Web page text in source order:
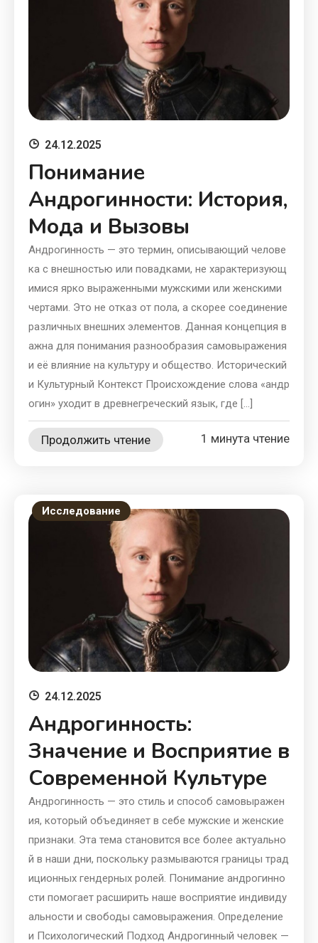
24.12.2025
Понимание
Андрогинности: История,
Мода и Вызовы
Андрогинность — это термин, описывающий челове
ка с внешностью или повадками, не характеризующ
имися ярко выраженными мужскими или женскими
чертами. Это не отказ от пола, а скорее соединение
различных внешних элементов. Данная концепция в
ажна для понимания разнообразия самовыражения
и её влияние на культуру и общество. Исторический
и Культурный Контекст Происхождение слова «андр
огин» уходит в древнегреческий язык, где […]
Продолжить чтение 1 минута чтение
Исследование
24.12.2025
Андрогинность:
Значение и Восприятие в
Современной Культуре
Андрогинность — это стиль и способ самовыражен
ия, который объединяет в себе мужские и женские
признаки. Эта тема становится все более актуально
й в наши дни, поскольку размываются границы трад
иционных гендерных ролей. Понимание андрогинно
сти помогает расширить наше восприятие индивиду
альности и свободы самовыражения. Определение
и Психологический Подход Андрогинный человек —